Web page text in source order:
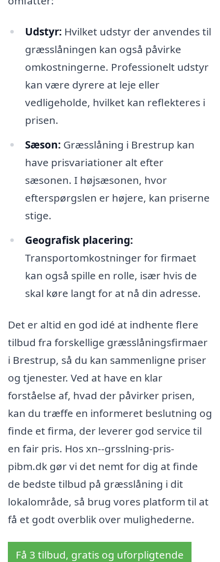
Udstyr: Hvilket udstyr der anvendes til
græsslåningen kan også påvirke
omkostningerne. Professionelt udstyr
kan være dyrere at leje eller
vedligeholde, hvilket kan reflekteres i
prisen.
Sæson: Græsslåning i Brestrup kan
have prisvariationer alt efter
sæsonen. I højsæsonen, hvor
efterspørgslen er højere, kan priserne
stige.
Geografisk placering:
Transportomkostninger for firmaet
kan også spille en rolle, især hvis de
skal køre langt for at nå din adresse.
Det er altid en god idé at indhente flere
tilbud fra forskellige græsslåningsfirmaer
i Brestrup, så du kan sammenligne priser
og tjenester. Ved at have en klar
forståelse af, hvad der påvirker prisen,
kan du træffe en informeret beslutning og
finde et firma, der leverer god service til
en fair pris. Hos xn--grsslning-pris-
pibm.dk gør vi det nemt for dig at finde
de bedste tilbud på græsslåning i dit
lokalområde, så brug vores platform til at
få et godt overblik over mulighederne.
Få 3 tilbud, gratis og uforpligtende